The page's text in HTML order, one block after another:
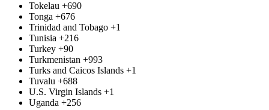
Tokelau +690
Tonga +676
Trinidad and Tobago +1
Tunisia +216
Turkey +90
Turkmenistan +993
Turks and Caicos Islands +1
Tuvalu +688
U.S. Virgin Islands +1
Uganda +256